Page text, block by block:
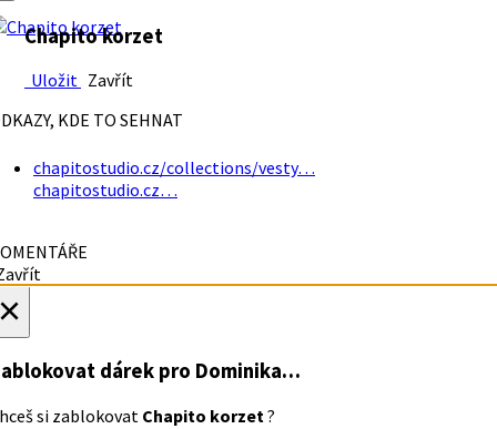
Chapito korzet
Uložit Zavřít
KDE TO SEHNAT
chapitostudio.cz/collections/vesty…
chapitostudio.cz…
dárek pro Dominika…
si zablokovat Chapito korzet?